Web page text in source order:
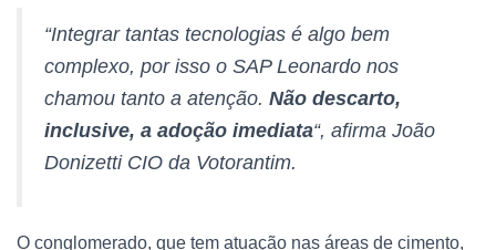
“Integrar tantas tecnologias é algo bem
complexo, por isso o SAP Leonardo nos
chamou tanto a atenção. Não descarto,
inclusive, a adoção imediata“, afirma João
Donizetti CIO da Votorantim.
O conglomerado, que tem atuação nas áreas de cimento,